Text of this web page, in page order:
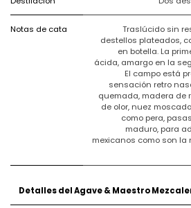
Notas de cata
Traslúcido sin
destellos plateados,
en botella. La
ácida, amargo en la
El campo está
sensación retro
quemada, madera de
de olor, nuez
como pera,
maduro, para
mexicanos como son la
Detalles del Agave & Maestro